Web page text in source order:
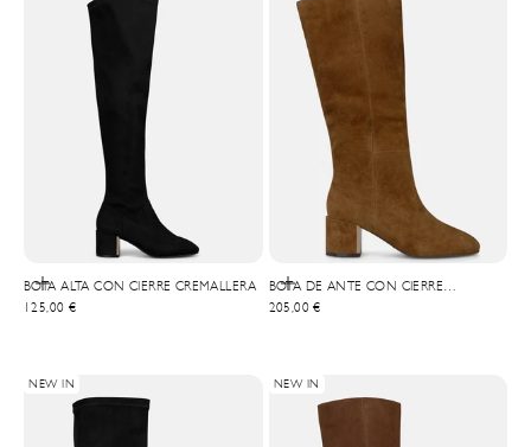
Choisir les options
BOTA ALTA CON CIERRE CREMALLERA
Prix de vente
125,00 €
Choisir les options
BOTA DE ANTE CON CIERRE
CREMALLERA
Prix de vente
205,00 €
NEW IN NEW IN